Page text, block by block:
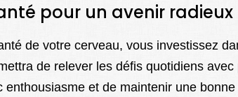
pour un avenir radieux
de votre cerveau, vous investissez
de relever les défis quotidiens avec
enthousiasme et de maintenir une